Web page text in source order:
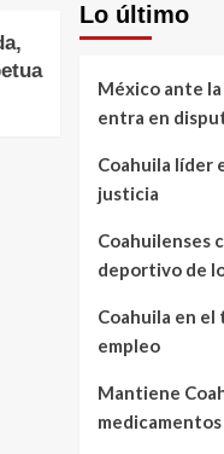
Lo último
México ante
entra en
Coahuila líder
justicia
Coahuilenses
deportivo de
Coahuila en el
empleo
Mantiene